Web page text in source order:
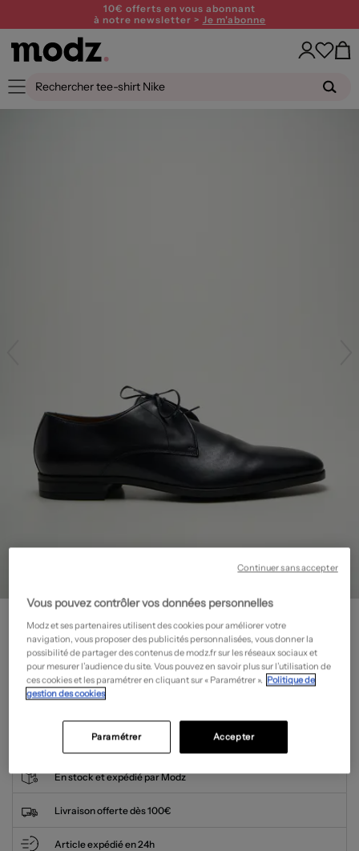
10€ offerts en vous abonnant
à notre newsletter > Je m'abonne
HUGO BOSS
Derbies - Tissage satiné- Outlet
89,70€
Prix boutique : 299,00€ -70% ?
Cet article n'est plus disponible.
En stock et expédié par Modz
Livraison offerte dès 100€
Article expédié en 24h
Vous pouvez contrôler vos données personnelles
Modz et ses partenaires utilisent des cookies pour améliorer votre
navigation, vous proposer des publicités personnalisées, vous donner la
possibilité de partager des contenus de modz.fr sur les réseaux sociaux et
pour mesurer l’audience du site. Vous pouvez en savoir plus sur l’utilisation de
ces cookies et les paramétrer en cliquant sur « Paramétrer ». Politique de
gestion des cookies
Accepter
Paramétrer
Continuer sans accepter